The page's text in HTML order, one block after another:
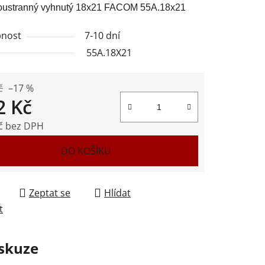
vyhnutý 18x21 FACOM 55A.18x21
7-10 dní
55A.18X21
–17 %
Kč
bez DPH
DO KOŠÍKU
Zeptat se
Hlídat